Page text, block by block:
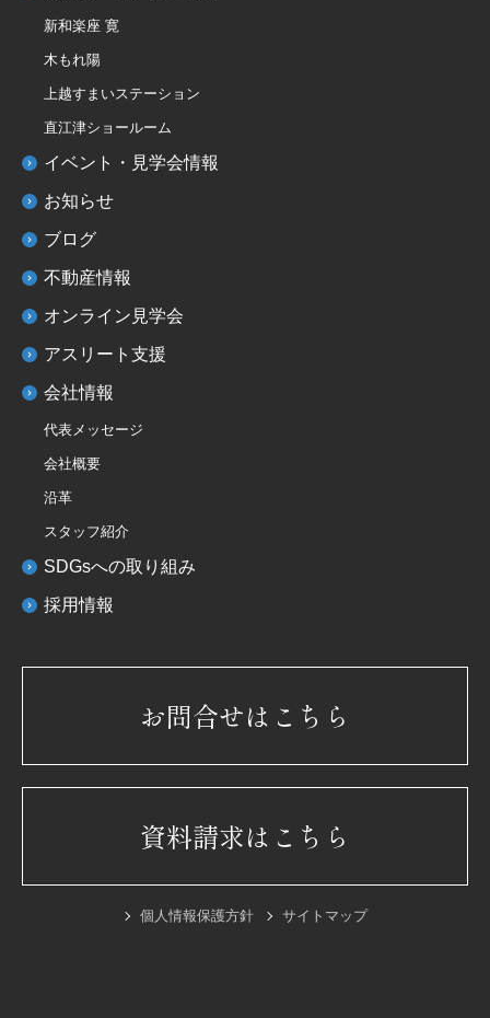
新和楽座 寛
木もれ陽
上越すまいステーション
直江津ショールーム
イベント・見学会情報
お知らせ
ブログ
不動産情報
オンライン見学会
アスリート支援
会社情報
代表メッセージ
会社概要
沿革
スタッフ紹介
SDGsへの取り組み
採用情報
お問合せはこちら
資料請求はこちら
個人情報保護方針 サイトマップ